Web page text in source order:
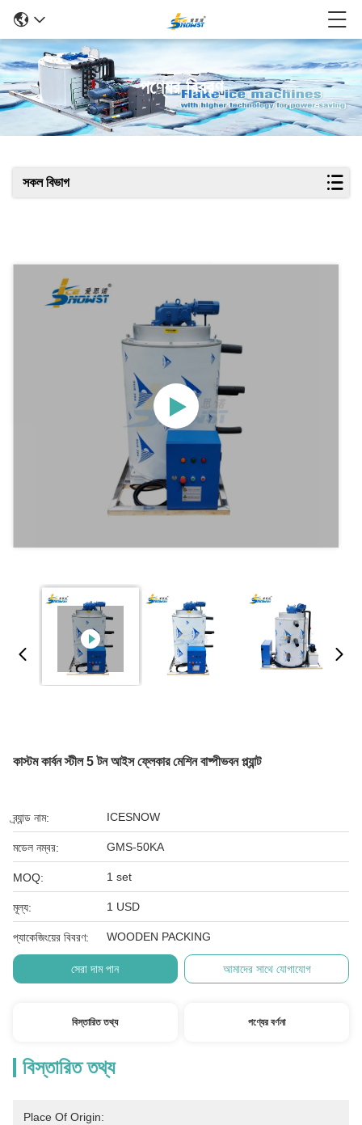
পণ্যের বিবরণ
সকল বিভাগ
কাস্টম কার্বন স্টীল 5 টন আইস ফ্লেকার মেশিন বাষ্পীভবন প্ল্যান্ট
ব্র্যান্ড নাম: ICESNOW
মডেল নম্বর: GMS-50KA
MOQ: 1 set
মূল্য: 1 USD
প্যাকেজিংয়ের বিবরণ: WOODEN PACKING
সেরা দাম পান আমাদের সাথে যোগাযোগ
বিস্তারিত তথ্য পণ্যের বর্ণনা
বিস্তারিত তথ্য
Place Of Origin: